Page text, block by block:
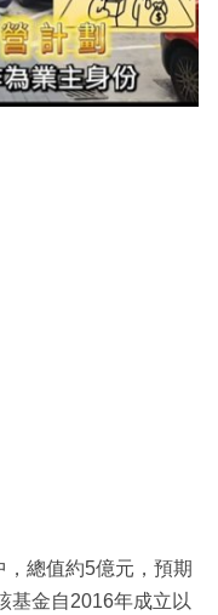
總值約5億元，預期
基金自2016年成立以